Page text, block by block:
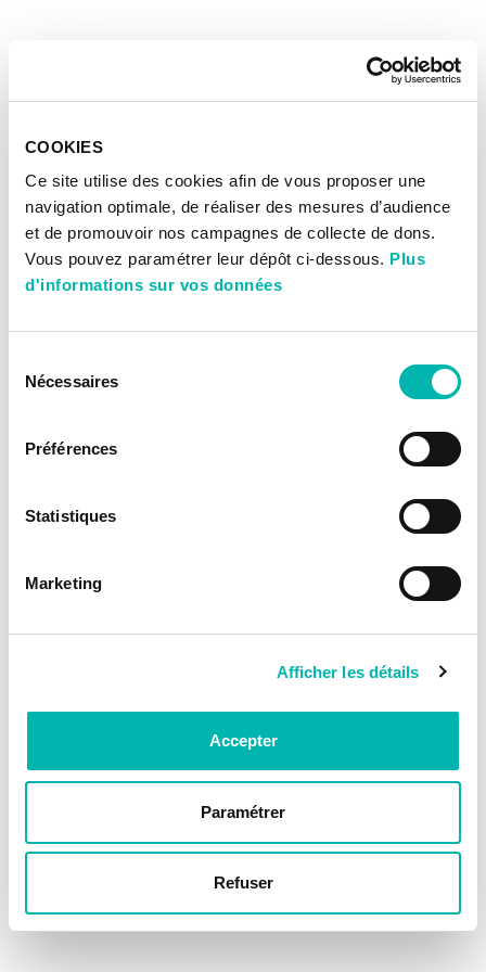
COOKIES
Ce site utilise des cookies afin de vous proposer une
navigation optimale, de réaliser des mesures d’audience
et de promouvoir nos campagnes de collecte de dons.
Vous pouvez paramétrer leur dépôt ci-dessous. Plus
d'informations sur vos données
Nécessaires
Préférences
Statistiques
Marketing
Afficher les détails
Accepter
Paramétrer
Refuser